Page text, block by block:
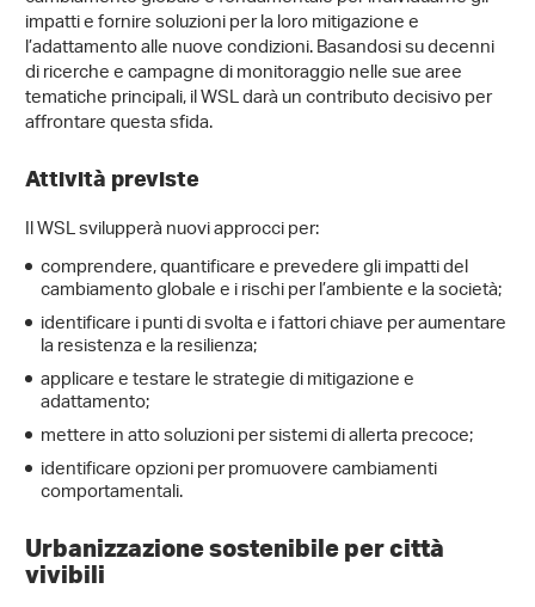
impatti e fornire soluzioni per la loro mitigazione e
l’adattamento alle nuove condizioni. Basandosi su decenni
di ricerche e campagne di monitoraggio nelle sue aree
tematiche principali, il WSL darà un contributo decisivo per
affrontare questa sfida.
Attività previste
Il WSL svilupperà nuovi approcci per:
comprendere, quantificare e prevedere gli impatti del
cambiamento globale e i rischi per l’ambiente e la società;
identificare i punti di svolta e i fattori chiave per aumentare
la resistenza e la resilienza;
applicare e testare le strategie di mitigazione e
adattamento;
mettere in atto soluzioni per sistemi di allerta precoce;
identificare opzioni per promuovere cambiamenti
comportamentali.
Urbanizzazione sostenibile per città
vivibili